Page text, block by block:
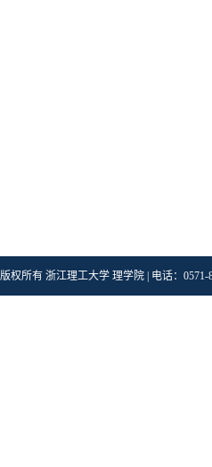
版权所有 浙江理工大学 理学院 | 电话：